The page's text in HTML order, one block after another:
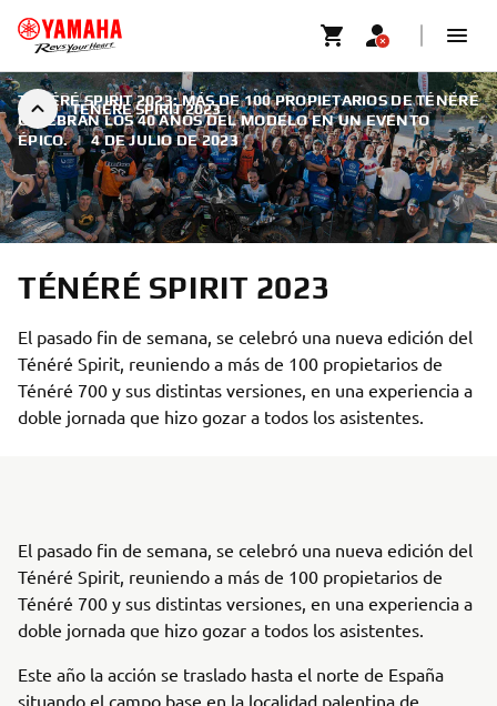
TÉNÉRÉ SPIRIT 2023
TÉNÉRÉ SPIRIT 2023: MÁS DE 100 PROPIETARIOS DE TÉNÉRÉ
CELEBRAN LOS 40 AÑOS DEL MODELO EN UN EVENTO
ÉPICO. | 4 DE JULIO DE 2023
TÉNÉRÉ SPIRIT 2023
El pasado fin de semana, se celebró una nueva edición del
Ténéré Spirit, reuniendo a más de 100 propietarios de
Ténéré 700 y sus distintas versiones, en una experiencia a
doble jornada que hizo gozar a todos los asistentes.
El pasado fin de semana, se celebró una nueva edición del
Ténéré Spirit, reuniendo a más de 100 propietarios de
Ténéré 700 y sus distintas versiones, en una experiencia a
doble jornada que hizo gozar a todos los asistentes.
Este año la acción se traslado hasta el norte de España
situando el campo base en la localidad palentina de